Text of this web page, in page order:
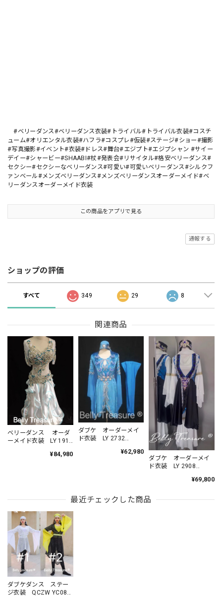
#ベリーダンス#ベリーダンス衣装#トライバル#トライバル衣装#コスチ
ューム#オリエンタル衣装#ハフラ#コスプレ#仮装#ステージ#ショー#撮影
#写真撮影#イベント#衣装#ドレス#舞台#エジプト#エジプシャン #サイー
デイー#シャービー#SHAABI#杖#発表会#リサイタル#格安ベリーダンス#
セクシー#セクシーなベリーダンス#可愛い#可愛いベリーダンス#シルクフ
ァンベール#メンズベリーダンス#メンズベリーダンスオーダーメイド#ベ
リーダンスオーダーメイド衣装
この商品をアプリで見る
通報する
ショップの評価
すべて 349 29 8
関連商品
ベリーダンス オーダ
ーメイド衣装 LY 1914
¥84,980
ダブケ オーダーメイ
ド衣装 LY 2732
¥62,980
ダブケ オーダーメイ
ド衣装 LY 2908
¥69,800
最近チェックした商品
ダブケダンス ステー
ジ衣装 QCZW YC089